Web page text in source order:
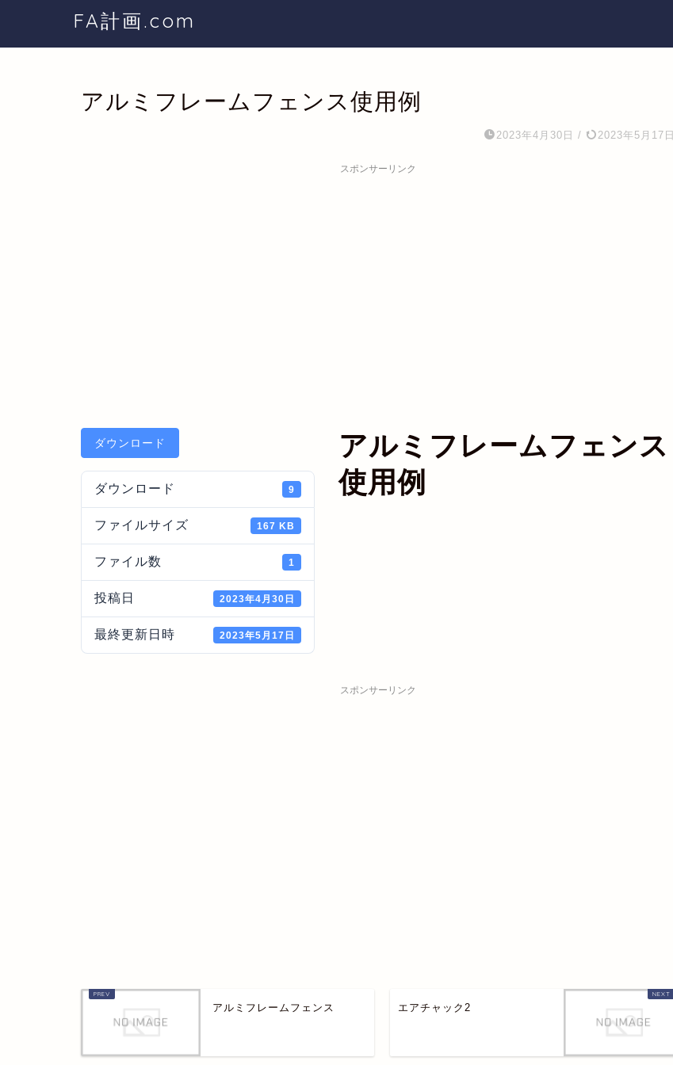
FA計画.com
アルミフレームフェンス使用例
2023年4月30日 / 2023年5月17日
スポンサーリンク
ダウンロード
ダウンロード 9
ファイルサイズ 167 KB
ファイル数 1
投稿日 2023年4月30日
最終更新日時 2023年5月17日
アルミフレームフェンス
使用例
スポンサーリンク
アルミフレームフェンス エアチャック2